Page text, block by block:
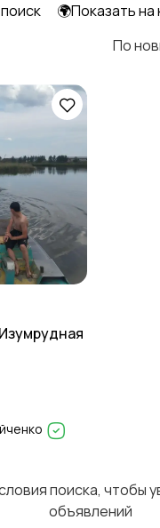
на
🌍Показать на
По
поиска, чтобы
объявлений